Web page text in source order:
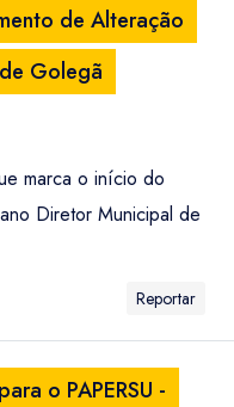
de Alteração
Golegã
marca o início do
Diretor Municipal de
Reportar
o PAPERSU -